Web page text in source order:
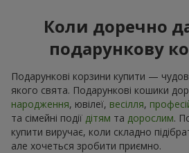
Коли доречно
подарункову
Подарункові корзини купити —
якого свята. Подарункові кошики
народження, ювілеї, весілля,
та сімейні події дітям та дорослим.
купити виручає, коли складно
але хочеться зробити приємно.